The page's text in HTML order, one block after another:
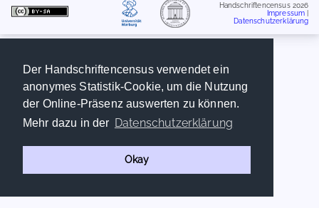
Der Handschriftencensus verwendet ein
anonymes Statistik-Cookie, um die Nutzung
der Online-Präsenz auswerten zu können.
Mehr dazu in der Datenschutzerklärung
Okay
Handschriftencensus 2026
Impressum
Datenschutzerklärung